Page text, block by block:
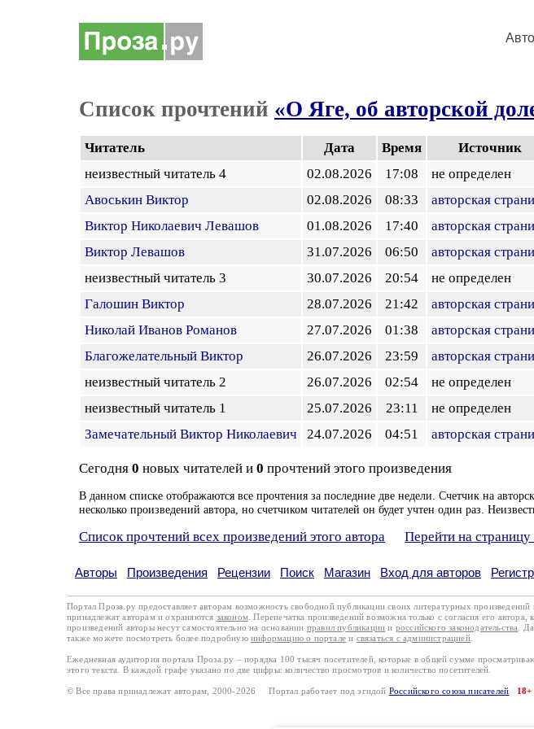
Список прочтений «О Яге, об авторской
Читатель Дата Время
Источник
неизвестный читатель 4
02.08.2026 17:08
не определен
Авоськин Виктор
02.08.2026 08:33
авторская
Виктор Николаевич Левашов
01.08.2026 17:40
авторская
Виктор Левашов
31.07.2026 06:50
авторская
неизвестный читатель 3
30.07.2026 20:54
не определен
Галошин Виктор
28.07.2026 21:42
авторская
Николай Иванов Романов
27.07.2026 01:38
авторская
Благожелательный Виктор
26.07.2026 23:59
авторская
неизвестный читатель 2
26.07.2026 02:54
не определен
неизвестный читатель 1
25.07.2026 23:11
не определен
Замечательный Виктор Николаевич
24.07.2026 04:51 авторская
Сегодня 0 новых читателей и 0 прочтений этого произведения
В данном списке отображаются все прочтения за последние две недели. Счетчик на
несколько произведений автора, но счетчиком читателей он будет учтен один раз.
Список прочтений всех произведений этого автора Перейти на
Авторы Произведения Рецензии Поиск Магазин Вход для авторов
Портал Проза.ру предоставляет авторам возможность свободной публикации своих литературных
принадлежат авторам и охраняются законом . Перепечатка произведений возможна только с согласия его
произведений авторы несут самостоятельно на основании правил публикации и российского законодательства .
также можете посмотреть более подробную информацию о портале и связаться с администрацией.
Ежедневная аудитория портала Проза.ру – порядка 100 тысяч посетителей, которые в общей сумме
этого текста. В каждой графе указано по две цифры: количество просмотров и количество посетителей.
© Все права принадлежат авторам, 2000-2026 Портал работает под эгидой Российского союза писателей 18+